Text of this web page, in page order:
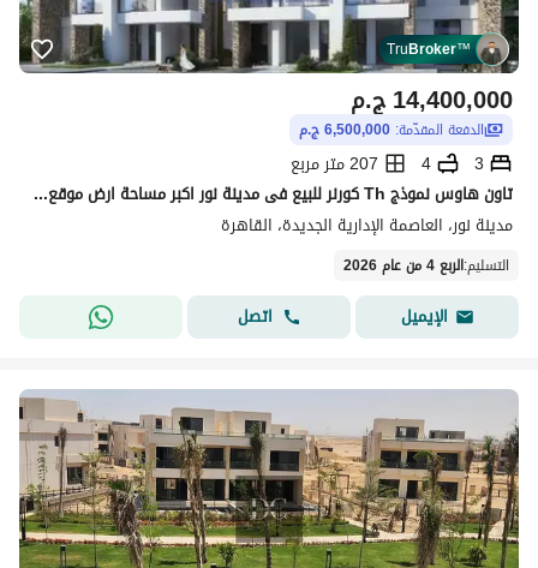
TruBroker™
ج.م14,400,000
الدفعة المقدّمة: 6,500,000 ج.م
3
4
207 متر مربع
تاون هاوس نموذج Th كورنر للبيع فى مدينة نور اكبر مساحة ارض موقع مميز جدا
مدينة نور، العاصمة الإدارية الجديدة، القاهرة
التسليم:الربع 4 من عام 2026
الإيميل اتصل